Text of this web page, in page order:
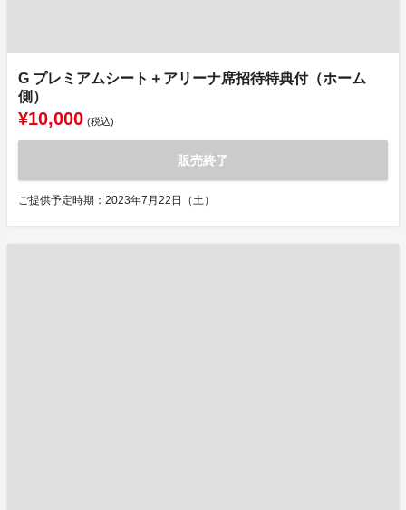
G プレミアムシート＋アリーナ席招待特典付（ホーム
側）
¥10,000 (税込)
販売終了
ご提供予定時期：2023年7月22日（土）